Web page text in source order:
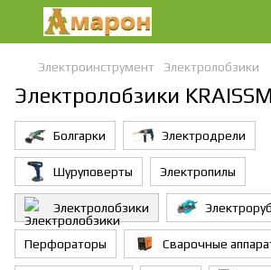
Электроинструмент Электролобзики
Электролобзики
Болгарки Электродрели
Шуруповерты Электропилы
Электролобзики
Перфораторы Сварочные